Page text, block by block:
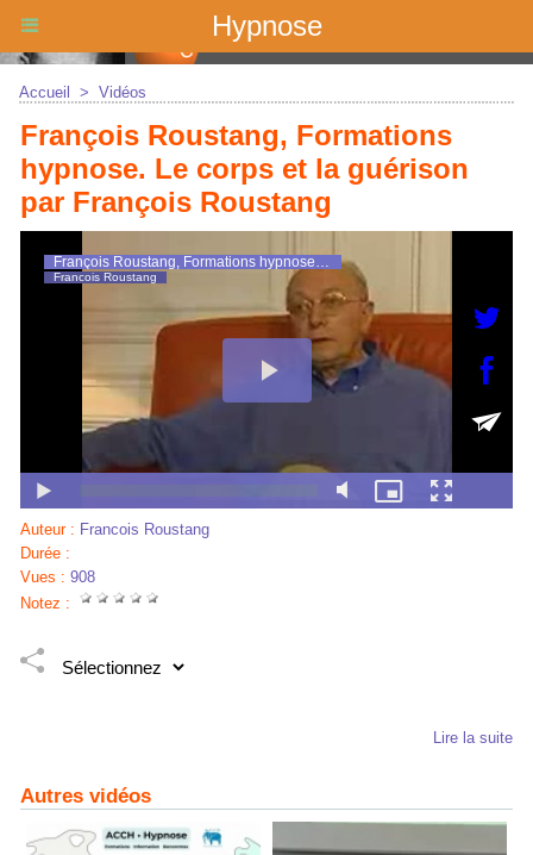
Hypnose
Accueil > Vidéos
François Roustang, Formations
hypnose. Le corps et la guérison
par François Roustang
Auteur : Francois Roustang
Durée :
Vues : 908
Notez :
Lire la suite
Autres vidéos